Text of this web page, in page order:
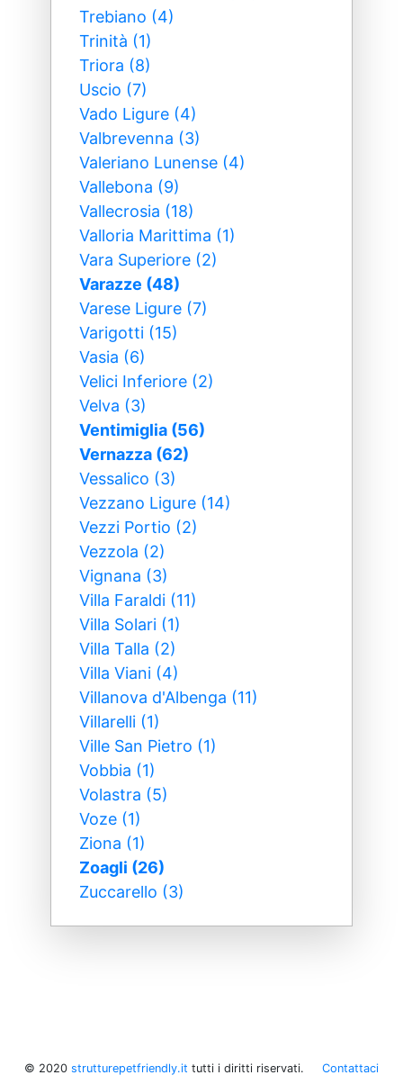
Trebiano (4)
Trinità (1)
Triora (8)
Uscio (7)
Vado Ligure (4)
Valbrevenna (3)
Valeriano Lunense (4)
Vallebona (9)
Vallecrosia (18)
Valloria Marittima (1)
Vara Superiore (2)
Varazze (48)
Varese Ligure (7)
Varigotti (15)
Vasia (6)
Velici Inferiore (2)
Velva (3)
Ventimiglia (56)
Vernazza (62)
Vessalico (3)
Vezzano Ligure (14)
Vezzi Portio (2)
Vezzola (2)
Vignana (3)
Villa Faraldi (11)
Villa Solari (1)
Villa Talla (2)
Villa Viani (4)
Villanova d'Albenga (11)
Villarelli (1)
Ville San Pietro (1)
Vobbia (1)
Volastra (5)
Voze (1)
Ziona (1)
Zoagli (26)
Zuccarello (3)
© 2020 strutturepetfriendly.it tutti i diritti riservati. Contattaci